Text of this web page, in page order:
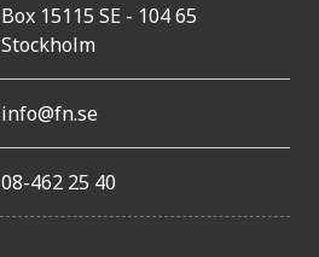
Box 15115 SE - 104 65
Stockholm
info@fn.se
08-462 25 40